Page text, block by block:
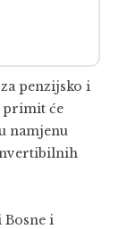
penzijsko i
primit će
namjenu
i